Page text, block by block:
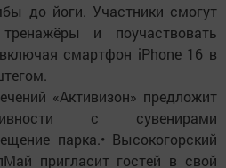
до йоги. Участники смогут
и поучаствовать
смартфон iPhone 16 в
«Активизон» предложит
с сувенирами
парка.• Высокогорский
пригласит гостей в свой